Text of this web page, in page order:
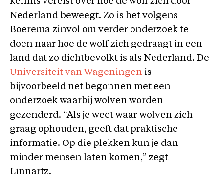
Nederland beweegt. Zo is het volgens
Boerema zinvol om verder onderzoek te
doen naar hoe de wolf zich gedraagt in een
land dat zo dichtbevolkt is als Nederland. De
Universiteit van Wageningen is
bijvoorbeeld net begonnen met een
onderzoek waarbij wolven worden
gezenderd. “Als je weet waar wolven zich
graag ophouden, geeft dat praktische
informatie. Op die plekken kun je dan
minder mensen laten komen,” zegt
Linnartz.